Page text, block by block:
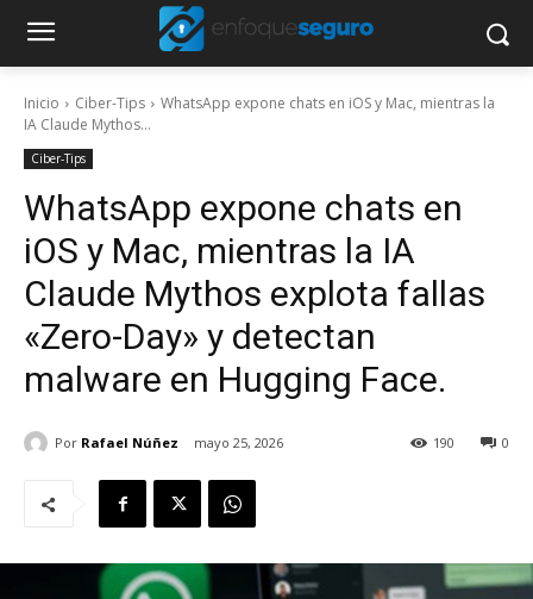
Inicio Ciber-Tips
WhatsApp expone chats en iOS y Mac, mientras la
IA Claude Mythos...
Ciber-Tips
WhatsApp expone chats en
iOS y Mac, mientras la IA
Claude Mythos explota fallas
«Zero-Day» y detectan
malware en Hugging Face.
Por Rafael Núñez mayo 25, 2026 0
190